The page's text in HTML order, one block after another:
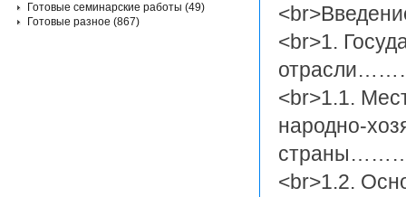
<br>1.
<br>1.1.
народно-
<br>1.2.
Готовые семинарские работы (49)
Готовые разное (867)